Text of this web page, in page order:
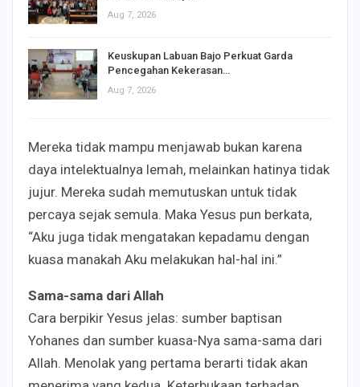
Aug 7, 2026
Keuskupan Labuan Bajo Perkuat Garda
Pencegahan Kekerasan…
Aug 7, 2026
Mereka tidak mampu menjawab bukan karena
daya intelektualnya lemah, melainkan hatinya tidak
jujur. Mereka sudah memutuskan untuk tidak
percaya sejak semula. Maka Yesus pun berkata,
“Aku juga tidak mengatakan kepadamu dengan
kuasa manakah Aku melakukan hal-hal ini.”
Sama-sama dari Allah
Cara berpikir Yesus jelas: sumber baptisan
Yohanes dan sumber kuasa-Nya sama-sama dari
Allah. Menolak yang pertama berarti tidak akan